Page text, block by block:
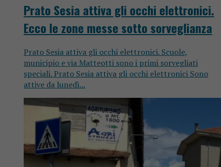
Prato Sesia attiva gli occhi elettronici.
Ecco le zone messe sotto sorveglianza
Prato Sesia attiva gli occhi elettronici. Scuole,
municipio e via Matteotti sono i primi sorvegliati
speciali. Prato Sesia attiva gli occhi elettronici Sono
attive da lunedì...